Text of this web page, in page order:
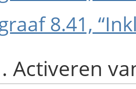
8.41,
Activeren